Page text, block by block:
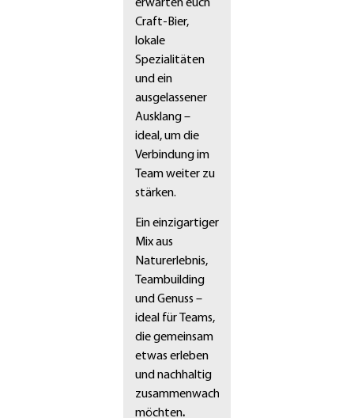
erwarten euch
Craft-Bier,
lokale
Spezialitäten
und ein
ausgelassener
Ausklang –
ideal, um die
Verbindung im
Team weiter zu
stärken.
Ein einzigartiger
Mix aus
Naturerlebnis,
Teambuilding
und Genuss –
ideal für Teams,
die gemeinsam
etwas erleben
und nachhaltig
zusammenwachsen
möchten.